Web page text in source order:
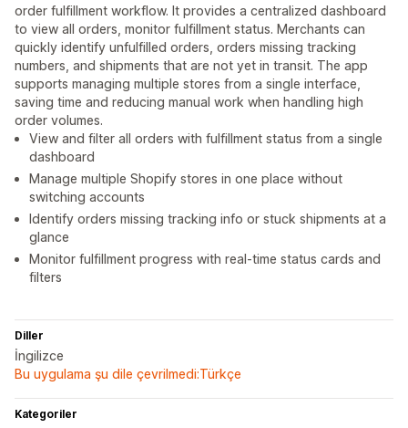
order fulfillment workflow. It provides a centralized dashboard
to view all orders, monitor fulfillment status. Merchants can
quickly identify unfulfilled orders, orders missing tracking
numbers, and shipments that are not yet in transit. The app
supports managing multiple stores from a single interface,
saving time and reducing manual work when handling high
order volumes.
View and filter all orders with fulfillment status from a single
dashboard
Manage multiple Shopify stores in one place without
switching accounts
Identify orders missing tracking info or stuck shipments at a
glance
Monitor fulfillment progress with real-time status cards and
filters
Diller
İngilizce
Bu uygulama şu dile çevrilmedi:Türkçe
Kategoriler